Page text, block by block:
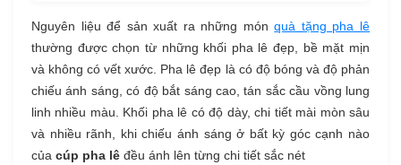
Nguyên liệu để sản xuất ra những mónquà tặng pha lê
thường được chọn từ những khối pha lê đẹp, bề mặt mịn
và không có vết xước. Pha lê đẹp là có độ bóng và độ phản
chiếu ánh sáng, có độ bắt sáng cao, tán sắc cầu vồng lung
linh nhiều màu. Khối pha lê có độ dày, chi tiết mài mòn sâu
và nhiều rãnh, khi chiếu ánh sáng ở bất kỳ góc cạnh nào
của cúp pha lê đều ánh lên từng chi tiết sắc nét